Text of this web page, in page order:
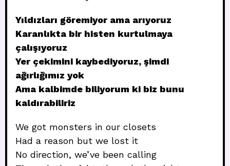
Yıldızları göremiyor ama arıyoruz
Karanlıkta bir histen kurtulmaya
çalışıyoruz
Yer çekimini kaybediyoruz, şimdi
ağırlığımız yok
Ama kalbimde biliyorum ki biz bunu
kaldırabiliriz
We got monsters in our closets
Had a reason but we lost it
No direction, we’ve been calling